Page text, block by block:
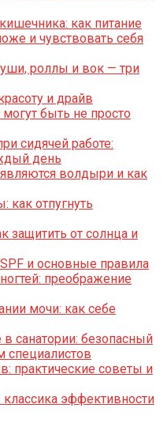
как питание
и чувствовать себя
роллы и вок — три
и драйв
могут быть не просто
сидячей работе:
день
волдыри и как
как отпугнуть
защитить от солнца и
и основные правила
преображение
мочи: как себе
санатории: безопасный
специалистов
практические советы и
эффективности